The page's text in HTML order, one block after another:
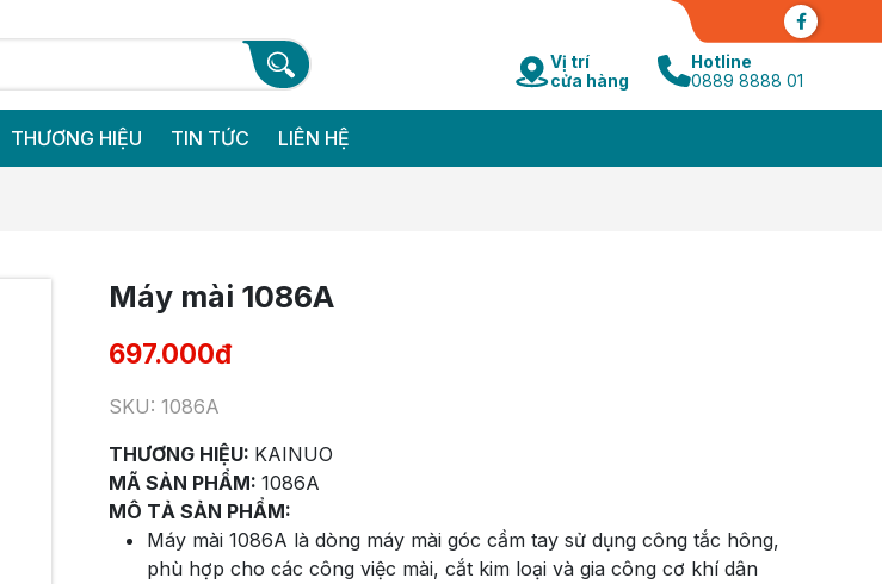
Vị trí
cửa hàng
Hotline
0889 8888 01
THƯƠNG HIỆU TIN TỨC LIÊN HỆ
Máy mài 1086A
697.000đ
SKU: 1086A
THƯƠNG HIỆU: KAINUO
MÃ SẢN PHẨM: 1086A
MÔ TẢ SẢN PHẨM:
Máy mài 1086A là dòng máy mài góc cầm tay sử dụng công tắc hông,
phù hợp cho các công việc mài, cắt kim loại và gia công cơ khí dân